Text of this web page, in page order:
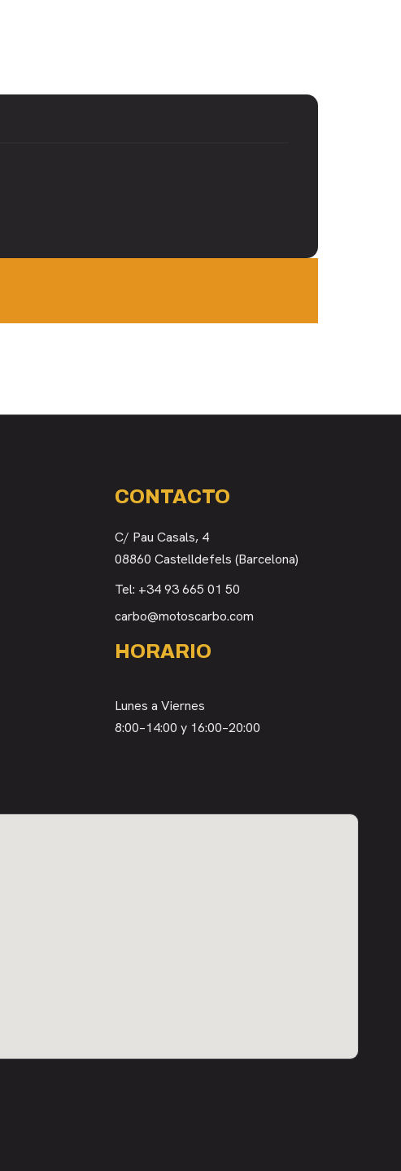
CONTACTO
C/ Pau Casals, 4
08860 Castelldefels (Barcelona)
Tel: +34 93 665 01 50
carbo@motoscarbo.com
HORARIO
Lunes a Viernes
8:00–14:00 y 16:00–20:00